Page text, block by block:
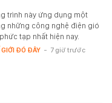
trình này ứng dụng một
những công nghệ điện gió
tạp nhất hiện nay.
GIỚI ĐÓ ĐÂY - 7 giờ trước